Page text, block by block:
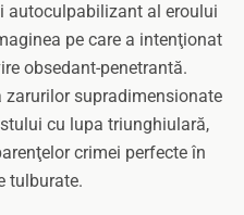
autoculpabilizant al eroului
pe care a intenţionat
obsedant-penetrantă.
zarurilor supradimensionate
cu lupa triunghiulară,
crimei perfecte în
tulburate.